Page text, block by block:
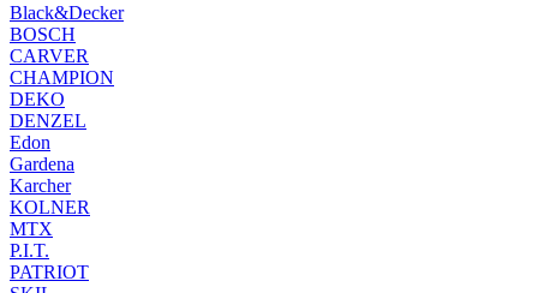
Black&Decker
BOSCH
CARVER
CHAMPION
DEKO
DENZEL
Edon
Gardena
Karcher
KOLNER
MTX
P.I.T.
PATRIOT